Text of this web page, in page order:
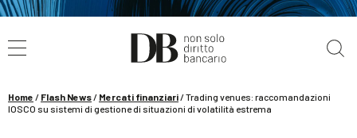
WEBINAR / 1° Ottobre
La riforma del sistema sanzionatorio del TUF
Home / Flash News/ Mercati finanziari/Trading venues: raccomandazioni
IOSCO su sistemi di gestione di situazioni di volatilità estrema